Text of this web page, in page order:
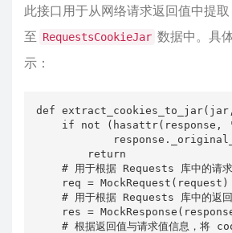
此接口用于从网络请求返回值中提
至 RequestsCookieJar 数据中。具
示：
def
if not (hasattr(response,
        return
# 用于根据 Requests 库中的
    req = MockRequest(request)
# 用于根据 Requests 库中的
res =
# 根据返回值与请求值信息，